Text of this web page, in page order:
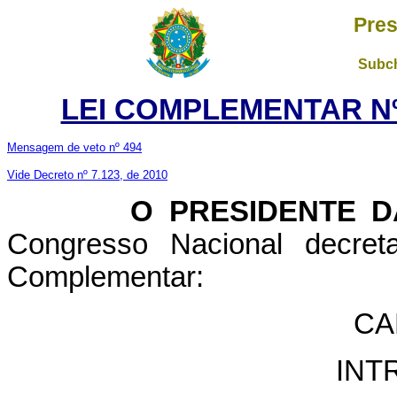
LEI COMPLEMENTAR
Mensagem de veto nº 494
Vide Decreto nº 7.123, de 2010
O PRESIDENTE DA
Congresso Nacional
Complementar: